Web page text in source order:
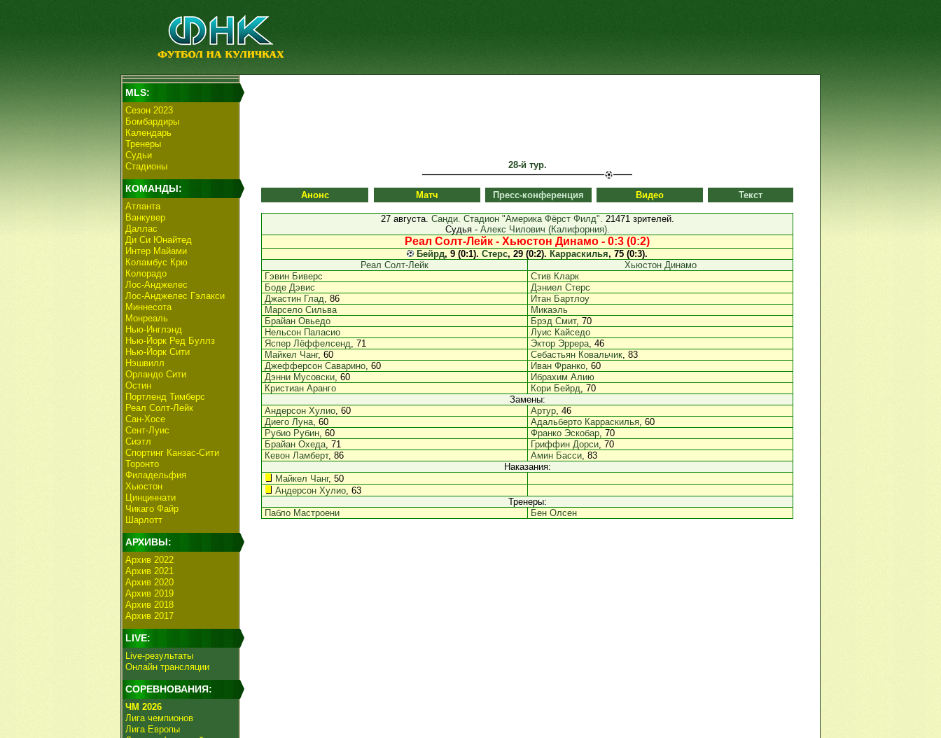
MLS:
Сезон 2023
Бомбардиры
Календарь
Тренеры
Судьи
Стадионы
КОМАНДЫ:
Атланта
Ванкувер
Даллас
Ди Си Юнайтед
Интер Майами
Коламбус Крю
Колорадо
Лос-Анджелес
Лос-Анджелес Гэлакси
Миннесота
Монреаль
Нью-Инглэнд
Нью-Йорк Ред Буллз
Нью-Йорк Сити
Нэшвилл
Орландо Сити
Остин
Портленд Тимберс
Реал Солт-Лейк
Сан-Хосе
Сент-Луис
Сиэтл
Спортинг Канзас-Сити
Торонто
Филадельфия
Хьюстон
Цинциннати
Чикаго Файр
Шарлотт
АРХИВЫ:
Архив 2022
Архив 2021
Архив 2020
Архив 2019
Архив 2018
Архив 2017
LIVE:
Live-результаты
Онлайн трансляции
СОРЕВНОВАНИЯ:
ЧМ 2026
Лига чемпионов
Лига Европы
28-й тур.
Анонс Матч Пресс-конференция Видео Текст
27 августа. Санди. Стадион "Америка Фёрст Филд". 21471 зрителей.
Судья - Алекс Чилович (Калифорния).
Реал Солт-Лейк - Хьюстон Динамо - 0:3 (0:2)
Бейрд, 9 (0:1). Стерс, 29 (0:2). Карраскилья, 75 (0:3).
Реал Солт-Лейк
Хьюстон Динамо
Гэвин Биверс
Стив Кларк
Боде Дэвис
Дэниел Стерс
Джастин Глад, 86
Итан Бартлоу
Марсело Сильва
Микаэль
Брайан Овьедо
Брэд Смит, 70
Нельсон Паласио
Луис Кайседо
Яспер Лёффелсенд, 71 Эктор Эррера, 46
Майкел Чанг, 60 Себастьян Ковальчик, 83
Джефферсон Саварино, 60 Иван Франко, 60
Дэнни Мусовски, 60
Ибрахим Алию
Кристиан Аранго
Кори Бейрд, 70
Замены:
Андерсон Хулио, 60 Артур, 46
Диего Луна, 60 Адальберто Карраскилья, 60
Рубио Рубин, 60 Франко Эскобар, 70
Брайан Охеда, 71 Гриффин Дорси, 70
Кевон Ламберт, 86 Амин Басси, 83
Наказания:
Майкел Чанг, 50
Андерсон Хулио, 63
Тренеры:
Пабло Мастроени
Бен Олсен